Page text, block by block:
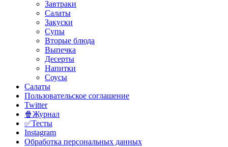
Завтраки
Салаты
Закуски
Супы
Вторые блюда
Выпечка
Десерты
Напитки
Соусы
Салаты
Пользовательское соглашение
Twitter
🍿Журнал
✅Тесты
Instagram
Обработка персональных данных